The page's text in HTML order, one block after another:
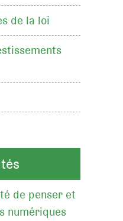
de la loi
de penser et
numériques